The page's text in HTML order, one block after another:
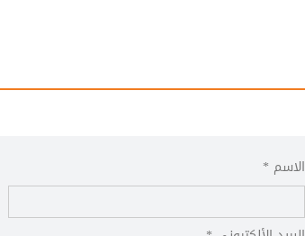
الاسم *